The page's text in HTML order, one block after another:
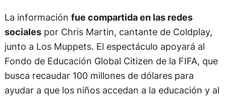
La información fue compartida en las redes
socialespor Chris Martin, cantante de Coldplay,
junto a Los Muppets. El espectáculo apoyará al
Fondo de Educación Global Citizen de la FIFA, que
busca recaudar 100 millones de dólares para
ayudar a que los niños accedan a la educación y al